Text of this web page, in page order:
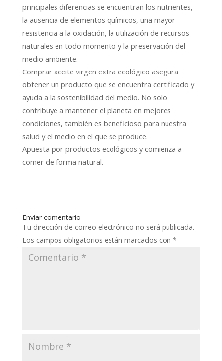
principales diferencias se encuentran los nutrientes,
la ausencia de elementos químicos, una mayor
resistencia a la oxidación, la utilización de recursos
naturales en todo momento y la preservación del
medio ambiente.
Comprar aceite virgen extra ecológico asegura
obtener un producto que se encuentra certificado y
ayuda a la sostenibilidad del medio. No solo
contribuye a mantener el planeta en mejores
condiciones, también es beneficioso para nuestra
salud y el medio en el que se produce.
Apuesta por productos ecológicos y comienza a
comer de forma natural.
Enviar comentario
Tu dirección de correo electrónico no será publicada.
Los campos obligatorios están marcados con *